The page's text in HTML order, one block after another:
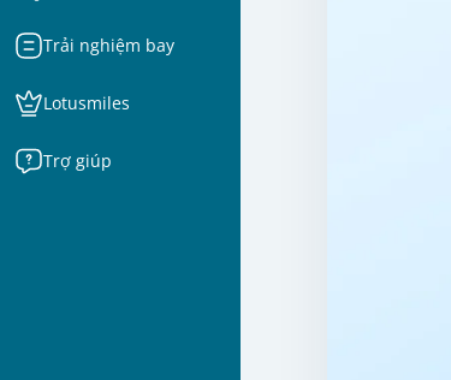
Trải nghiệm bay
Lotusmiles
Trợ giúp